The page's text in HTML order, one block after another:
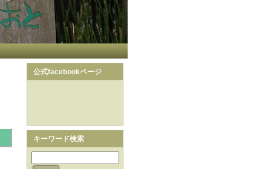
公式facebookページ
キーワード検索